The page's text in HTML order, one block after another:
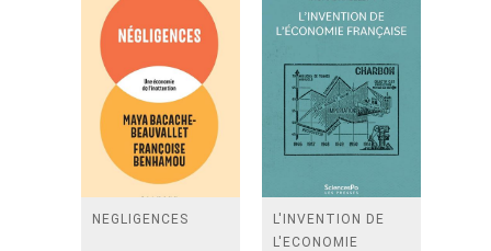
NEGLIGENCES
L'INVENTION DE
L'ECONOMIE